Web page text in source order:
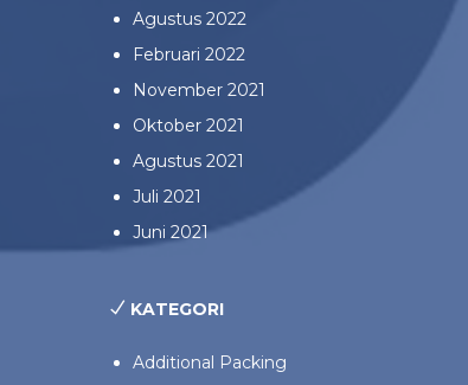
Agustus 2022
Februari 2022
November 2021
Oktober 2021
Agustus 2021
Juli 2021
Juni 2021
KATEGORI
Additional Packing